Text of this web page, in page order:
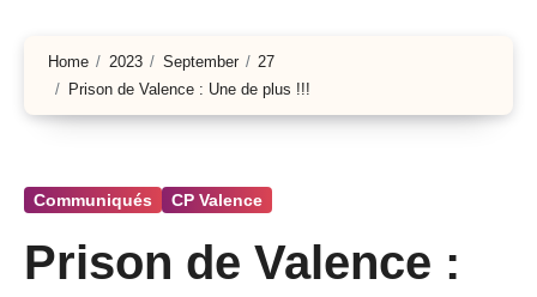
Home 2023 September
27
Prison de Valence : Une de plus !!!
Communiqués CP Valence
Prison de Valence :